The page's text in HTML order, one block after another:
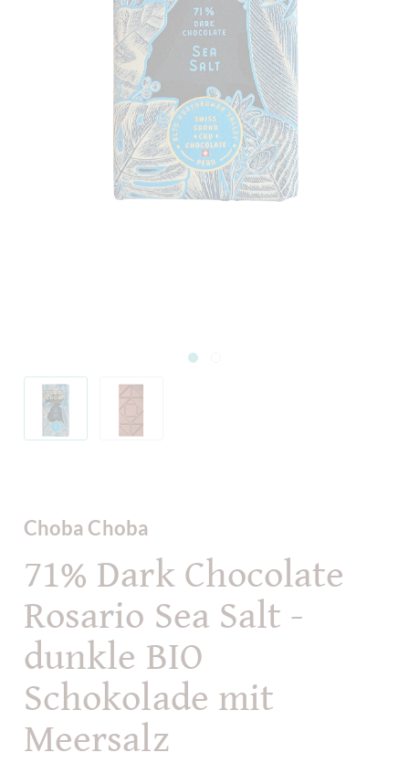
Choba Choba
71% Dark Chocolate
Rosario Sea Salt -
dunkle BIO
Schokolade mit
Meersalz